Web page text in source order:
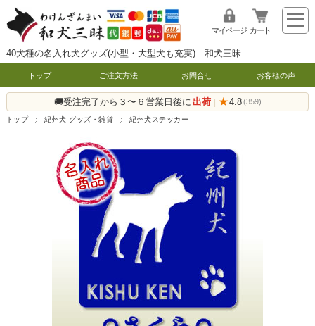
40犬種の名入れ犬グッズ(小型・大型犬も充実)｜和犬三昧
マイページ カート
トップ ご注文方法 お問合せ お客様の声
🚚受注完了から３〜６営業日後に 出荷 | ★4.8 (359)
トップ 紀州犬 グッズ・雑貨 紀州犬ステッカー